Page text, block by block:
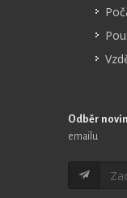
Odběr
emailu